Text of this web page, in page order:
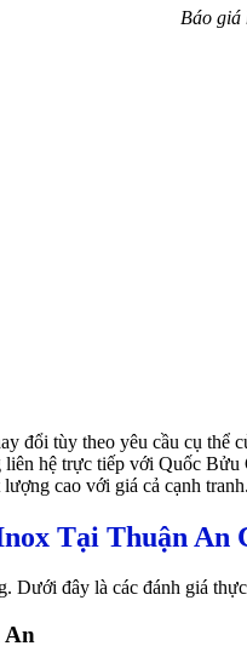
Báo giá
đổi tùy theo yêu cầu cụ thể
hệ trực tiếp với Quốc
cao với giá cả cạnh tranh.
Tại Thuận An
Dưới đây là các đánh giá
An